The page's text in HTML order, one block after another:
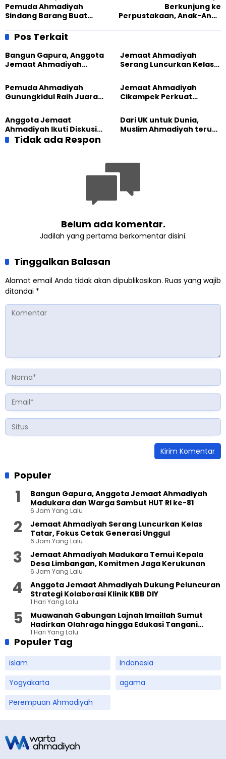
Pemuda Ahmadiyah
Sindang Barang Buat
hingga Wadah Pribadi
Kreatif
Berkunjung ke
Perpustakaan, Anak-Anak
Gemar Baca Sejak Dini
Pos Terkait
Bangun Gapura, Anggota
Jemaat Ahmadiyah
Sambut HUT RI ke-81
Jemaat Ahmadiyah
Serang Luncurkan Kelas
Generasi Unggul
Pemuda Ahmadiyah
Gunungkidul Raih Juara
Jemaat Ahmadiyah
Cikampek Perkuat
Lewat Pengajian
Gabungan
Anggota Jemaat
Ahmadiyah Ikuti Diskusi
Pluralisme di Yogyakarta
Dari UK untuk Dunia,
Muslim Ahmadiyah terus
Tidak ada Respon
Belum ada komentar.
Jadilah yang pertama berkomentar disini.
Tinggalkan Balasan
Alamat email Anda tidak akan dipublikasikan. Ruas yang wajib
ditandai *
Populer
Bangun Gapura, Anggota Jemaat Ahmadiyah
Madukara dan Warga Sambut HUT RI ke-81
6 Jam Yang Lalu
Jemaat Ahmadiyah Serang Luncurkan Kelas
Tatar, Fokus Cetak Generasi Unggul
6 Jam Yang Lalu
Jemaat Ahmadiyah Madukara Temui Kepala
Desa Limbangan, Komitmen Jaga Kerukunan
6 Jam Yang Lalu
Anggota Jemaat Ahmadiyah Dukung Peluncuran
Strategi Kolaborasi Klinik KBB DIY
1 Hari Yang Lalu
Muawanah Gabungan Lajnah Imaillah Sumut
Hadirkan Olahraga hingga Edukasi Tangani
Sampah
1 Hari Yang Lalu
Populer Tag
islam
Indonesia
Yogyakarta
agama
Perempuan Ahmadiyah